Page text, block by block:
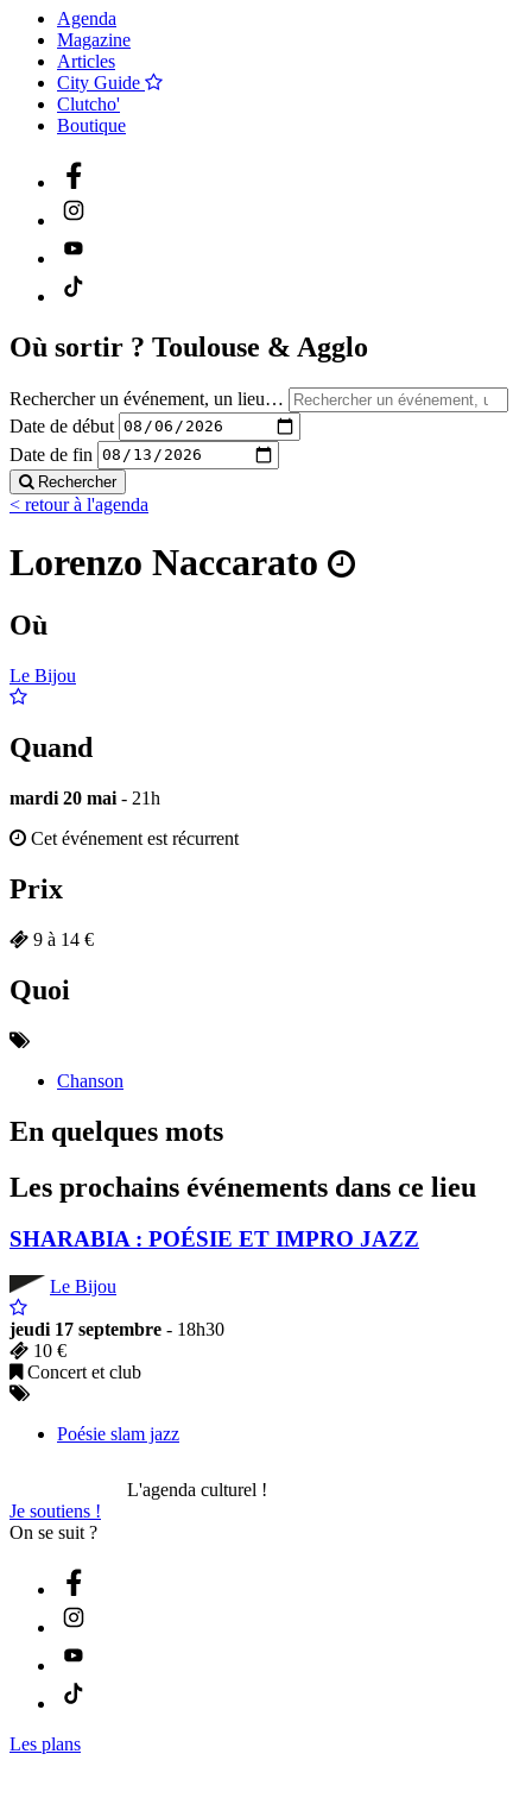
Agenda
Magazine
Articles
City Guide
Clutcho'
Boutique
Où sortir ? Toulouse & Agglo
Rechercher un événement, un lieu…
Date de début
Date de fin
Rechercher
< retour à l'agenda
Lorenzo Naccarato
Où
Le Bijou
Quand
mardi 20 mai - 21h
Cet événement est récurrent
Prix
9 à 14 €
Quoi
Chanson
En quelques mots
Les prochains événements dans ce lieu
SHARABIA : POÉSIE ET IMPRO JAZZ
Le Bijou
jeudi 17 septembre - 18h30
10 €
Concert et club
Poésie slam jazz
L'agenda culturel !
Je soutiens !
On se suit ?
Les plans